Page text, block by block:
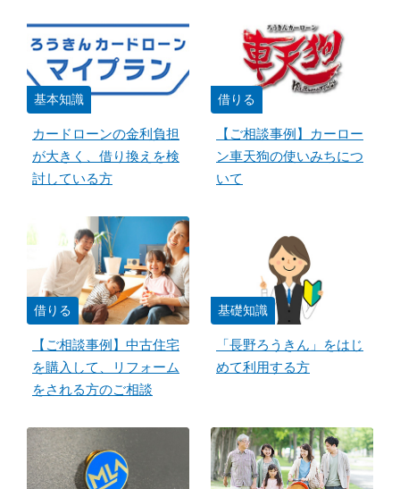
基本知識
カードローンの金利負担
が大きく、借り換えを検
討している方
借りる
【ご相談事例】カーロー
ン車天狗の使いみちにつ
いて
借りる
【ご相談事例】中古住宅
を購入して、リフォーム
をされる方のご相談
基礎知識
「長野ろうきん」をはじ
めて利用する方